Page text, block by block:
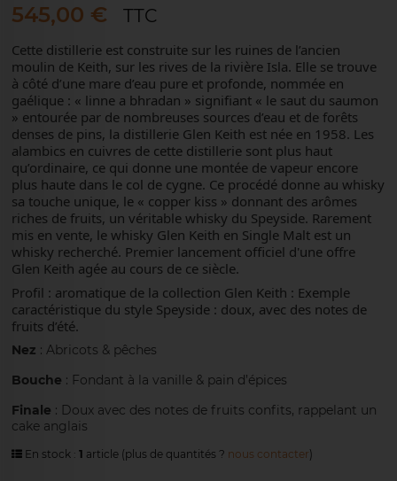
545,00 € TTC
Cette distillerie est construite sur les ruines de l’ancien
moulin de Keith, sur les rives de la rivière Isla. Elle se trouve
à côté d’une mare d’eau pure et profonde, nommée en
gaélique : « linne a bhradan » signifiant « le saut du saumon
» entourée par de nombreuses sources d’eau et de forêts
denses de pins, la distillerie Glen Keith est née en 1958. Les
alambics en cuivres de cette distillerie sont plus haut
qu’ordinaire, ce qui donne une montée de vapeur encore
plus haute dans le col de cygne. Ce procédé donne au whisky
sa touche unique, le « copper kiss » donnant des arômes
riches de fruits, un véritable whisky du Speyside. Rarement
mis en vente, le whisky Glen Keith en Single Malt est un
whisky recherché. Premier lancement officiel d'une offre
Glen Keith agée au cours de ce siècle.
Profil : aromatique de la collection Glen Keith : Exemple
caractéristique du style Speyside : doux, avec des notes de
fruits d’été.
Nez : Abricots & pêches
Bouche : Fondant à la vanille & pain d’épices
Finale : Doux avec des notes de fruits confits, rappelant un
cake anglais
En stock : 1 article(plus de quantités ? nous contacter)